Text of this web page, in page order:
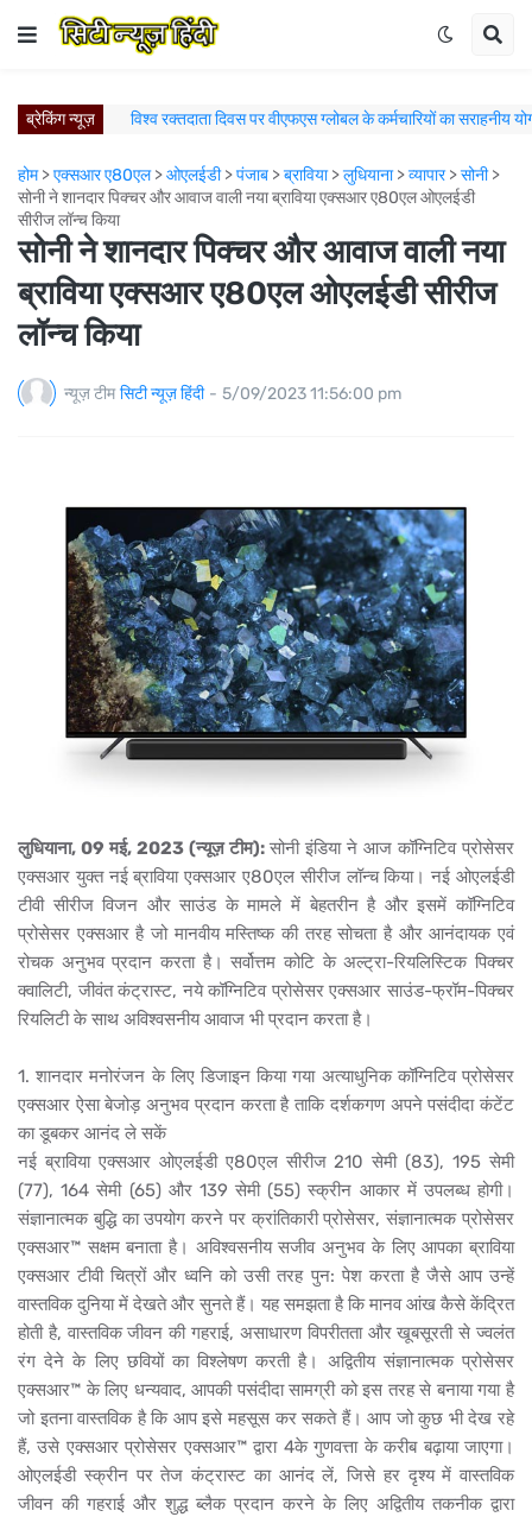
ब्रेकिंग न्यूज़
विश्व रक्तदाता दिवस पर वीएफएस ग्लोबल के कर्मचारियों का सराहनीय
कैम्ब्रिज से जुड़ा पंजाब यूनिवर्सिटी का साथ, अब अंग्रेजी दक्षता से
न्युवोको विस्टास ने लुधियाना नॉर्थ में नए रेडी-मिक्स कंक्रीट प्लांट के साथ
ऑल अकोर और इंडिगो ब्लूचिप ने भारत में रणनीतिक रेसिप्रोकल
पुणे में जन्मी। प्राग में जश्न मनाया गया: Škoda Kylaq ने एक
मिशलिन इंडिया का पंचकुला में विस्तार; नए मिशलिन टायर्स
मिशलिन प्रिमसी 5 टायर अब भारत में
होम >एक्सआर ए80एल>ओएलईडी>पंजाब >ब्राविया>लुधियाना>व्यापार>सोनी>
सोनी ने शानदार पिक्चर और आवाज वाली नया ब्राविया एक्सआर ए80एल ओएलईडी
सीरीज लॉन्च किया
सोनी ने शानदार पिक्चर और आवाज वाली नया
ब्राविया एक्सआर ए80एल ओएलईडी सीरीज
लॉन्च किया
न्यूज़ टीम सिटी न्यूज़ हिंदी - 5/09/2023 11:56:00 pm
लुधियाना, 09 मई, 2023 (न्यूज़ टीम):सोनी इंडिया ने आज कॉग्निटिव प्रोसेसर
एक्सआर युक्त नई ब्राविया एक्सआर ए80एल सीरीज लॉन्च किया। नई ओएलईडी
टीवी सीरीज विजन और साउंड के मामले में बेहतरीन है और इसमें कॉग्निटिव
प्रोसेसर एक्सआर है जो मानवीय मस्तिष्क की तरह सोचता है और आनंदायक एवं
रोचक अनुभव प्रदान करता है। सर्वोत्तम कोटि के अल्ट्रा-रियलिस्टिक पिक्चर
क्वालिटी, जीवंत कंट्रास्ट, नये कॉग्निटिव प्रोसेसर एक्सआर साउंड-फ्रॉम-पिक्चर
रियलिटी के साथ अविश्वसनीय आवाज भी प्रदान करता है।
1. शानदार मनोरंजन के लिए डिजाइन किया गया अत्याधुनिक कॉग्निटिव प्रोसेसर
एक्सआर ऐसा बेजोड़ अनुभव प्रदान करता है ताकि दर्शकगण अपने पसंदीदा कंटेंट
का डूबकर आनंद ले सकें
नई ब्राविया एक्सआर ओएलईडी ए80एल सीरीज 210 सेमी (83), 195 सेमी
(77), 164 सेमी (65) और 139 सेमी (55) स्क्रीन आकार में उपलब्ध होगी।
संज्ञानात्मक बुद्धि का उपयोग करने पर क्रांतिकारी प्रोसेसर, संज्ञानात्मक प्रोसेसर
एक्सआर™ सक्षम बनाता है। अविश्वसनीय सजीव अनुभव के लिए आपका ब्राविया
एक्सआर टीवी चित्रों और ध्वनि को उसी तरह पुन: पेश करता है जैसे आप उन्हें
वास्तविक दुनिया में देखते और सुनते हैं। यह समझता है कि मानव आंख कैसे केंद्रित
होती है, वास्तविक जीवन की गहराई, असाधारण विपरीतता और खूबसूरती से ज्वलंत
रंग देने के लिए छवियों का विश्लेषण करती है। अद्वितीय संज्ञानात्मक प्रोसेसर
एक्सआर™ के लिए धन्यवाद, आपकी पसंदीदा सामग्री को इस तरह से बनाया गया है
जो इतना वास्तविक है कि आप इसे महसूस कर सकते हैं। आप जो कुछ भी देख रहे
हैं, उसे एक्सआर प्रोसेसर एक्सआर™ द्वारा 4के गुणवत्ता के करीब बढ़ाया जाएगा।
ओएलईडी स्क्रीन पर तेज कंट्रास्ट का आनंद लें, जिसे हर दृश्य में वास्तविक
जीवन की गहराई और शुद्ध ब्लैक प्रदान करने के लिए अद्वितीय तकनीक द्वारा